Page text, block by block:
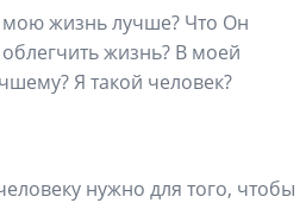
мою жизнь лучше? Что Он
жизнь? В моей
Я такой человек?
нужно для того, чтобы